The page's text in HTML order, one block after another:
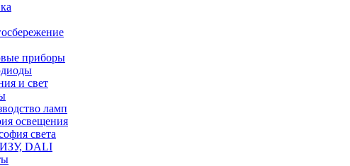
приборы
и свет
ламп
освещения
света
DALI